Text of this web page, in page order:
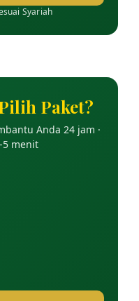
Syariah
Paket?
Anda 24 jam ·
5 menit